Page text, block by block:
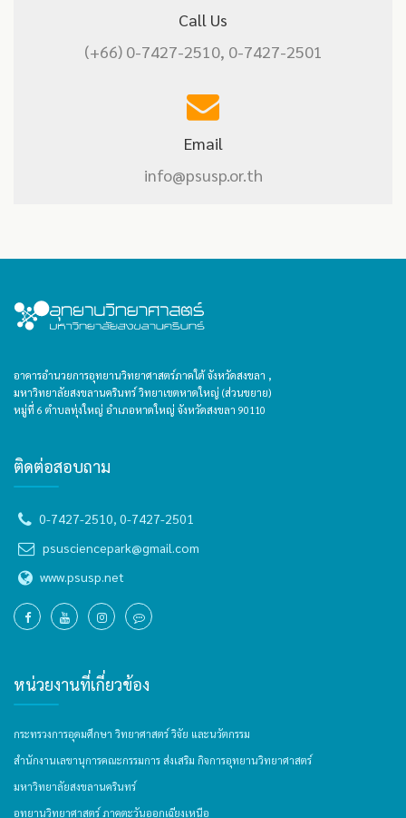
Call Us
(+66) 0-7427-2510, 0-7427-2501
Email
info@psusp.or.th
อาคารอำนวยการอุทยานวิทยาศาสตร์ภาคใต้ จังหวัดสงขลา ,
มหาวิทยาลัยสงขลานครินทร์ วิทยาเขตหาดใหญ่ (ส่วนขยาย)
หมู่ที่ 6 ตำบลทุ่งใหญ่ อำเภอหาดใหญ่ จังหวัดสงขลา 90110
ติดต่อสอบถาม
0-7427-2510, 0-7427-2501
psusciencepark@gmail.com
www.psusp.net
หน่วยงานที่เกี่ยวข้อง
กระทรวงการอุดมศึกษา วิทยาศาสตร์ วิจัย และนวัตกรรม
สำนักงานเลขานุการคณะกรรมการ ส่งเสริม กิจการอุทยานวิทยาศาสตร์
มหาวิทยาลัยสงขลานครินทร์
อุทยานวิทยาศาสตร์ ภาคตะวันออกเฉียงเหนือ